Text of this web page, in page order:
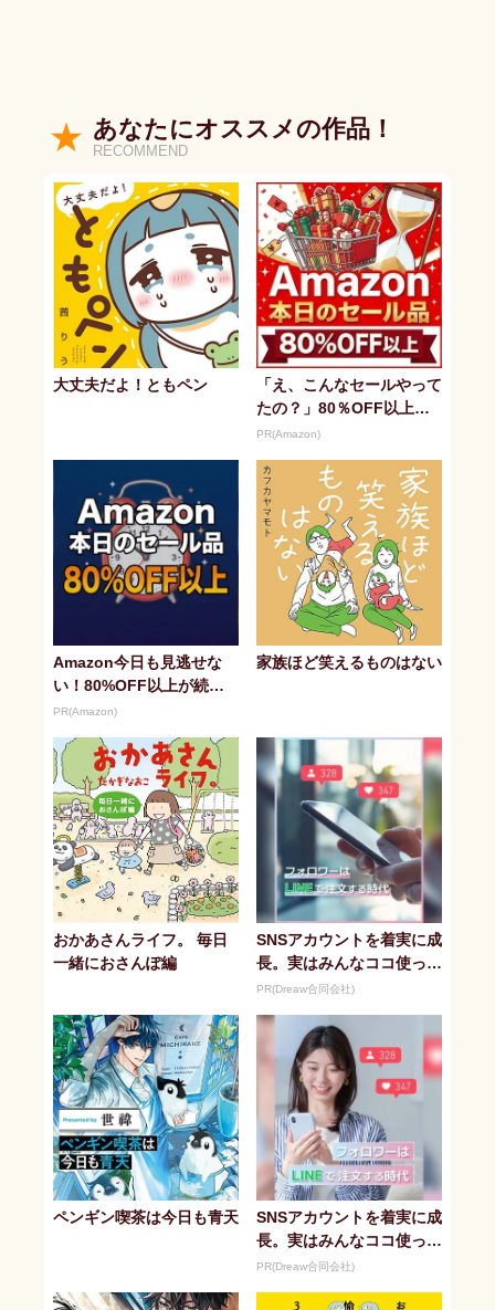
あなたにオススメの作品！
RECOMMEND
大丈夫だよ！ともペン
「え、こんなセールやって
たの？」80％OFF以上が
続々登場！Amazonの本気
PR(Amazon)
Amazon今日も見逃せな
い！80%OFF以上が続々
登場
PR(Amazon)
家族ほど笑えるものはない
おかあさんライフ。 毎日
一緒におさんぽ編
SNSアカウントを着実に成
長。実はみんなココ使って
ます。
PR(Dreaw合同会社)
ペンギン喫茶は今日も青天
SNSアカウントを着実に成
長。実はみんなココ使って
ます。
PR(Dreaw合同会社)